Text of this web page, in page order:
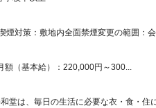
煙対策：敷地内全面禁煙変更の範囲：
額（基本給）：220,000円～300...
堂は、毎日の生活に必要な衣・食・住